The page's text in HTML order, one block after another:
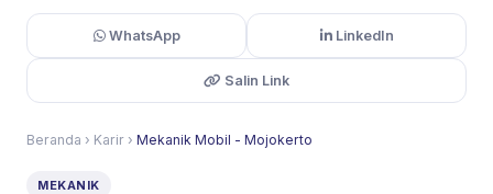
WhatsApp LinkedIn
Salin Link
Beranda › Karir › Mekanik Mobil - Mojokerto
MEKANIK